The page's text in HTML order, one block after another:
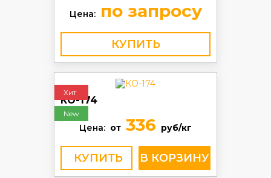
Цена:по запросу
КУПИТЬ
Хит
New
КО-174
Цена: от 336 руб/кг
КУПИТЬ